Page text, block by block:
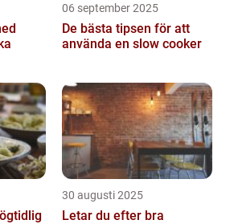
06 september 2025
De bästa tipsen för att
använda en slow cooker
30 augusti 2025
Letar du efter bra